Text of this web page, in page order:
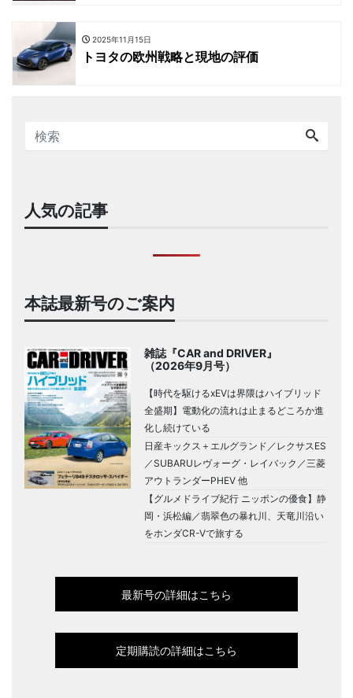
2025年11月15日
トヨタの欧州戦略と現地の評価
人気の記事
本誌最新号のご案内
雑誌『CAR and DRIVER』
（2026年9月号）
【時代を駆けるxEVは界隈はハイブリッド
全盛期】電動化の流れは止まるどころか進
化し続けている
日産キックス＋エルグランド／レクサスES
／SUBARUレヴォーグ・レイバック／三菱
アウトランダーPHEV 他
【グルメドライブ紀行 ニッポンの優食】静
岡・浜松編／翡翠色の暴れ川、天竜川沿い
をホンダCR-Vで旅する
最新号の詳細はこちら
定期購読の詳細はこちら